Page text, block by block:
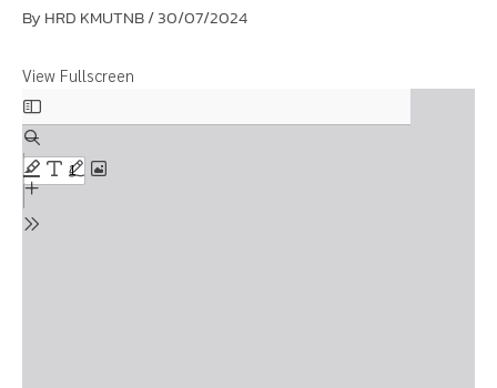
By HRD KMUTNB/30/07/2024
View Fullscreen